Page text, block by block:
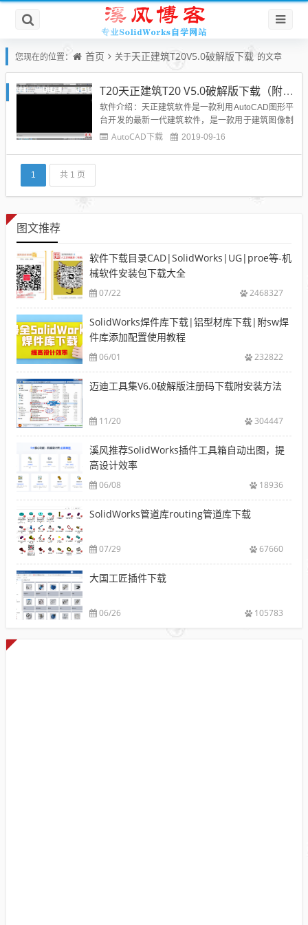
您现在的位置： 首页 关于天正建筑T20V5.0破解版下载 的文章
T20天正建筑T20 V5.0破解版下载（附安装教程）
软件介绍：天正建筑软件是一款利用AutoCAD图形平
台开发的最新一代建筑软件，是一款用于建筑图像制
作的专业软件。可以给用户更加出色的操作体验，整
AutoCAD下载 2019-09-16
1 共 1 页
图文推荐
软件下载目录CAD|SolidWorks|UG|proe等-机
械软件安装包下载大全
07/22 2468327
SolidWorks焊件库下载|铝型材库下载|附sw焊
件库添加配置使用教程
06/01 232822
迈迪工具集V6.0破解版注册码下载附安装方法
11/20 304447
溪风推荐SolidWorks插件工具箱自动出图，提
高设计效率
06/08 18936
SolidWorks管道库routing管道库下载
07/29 67660
大国工匠插件下载
06/26 105783